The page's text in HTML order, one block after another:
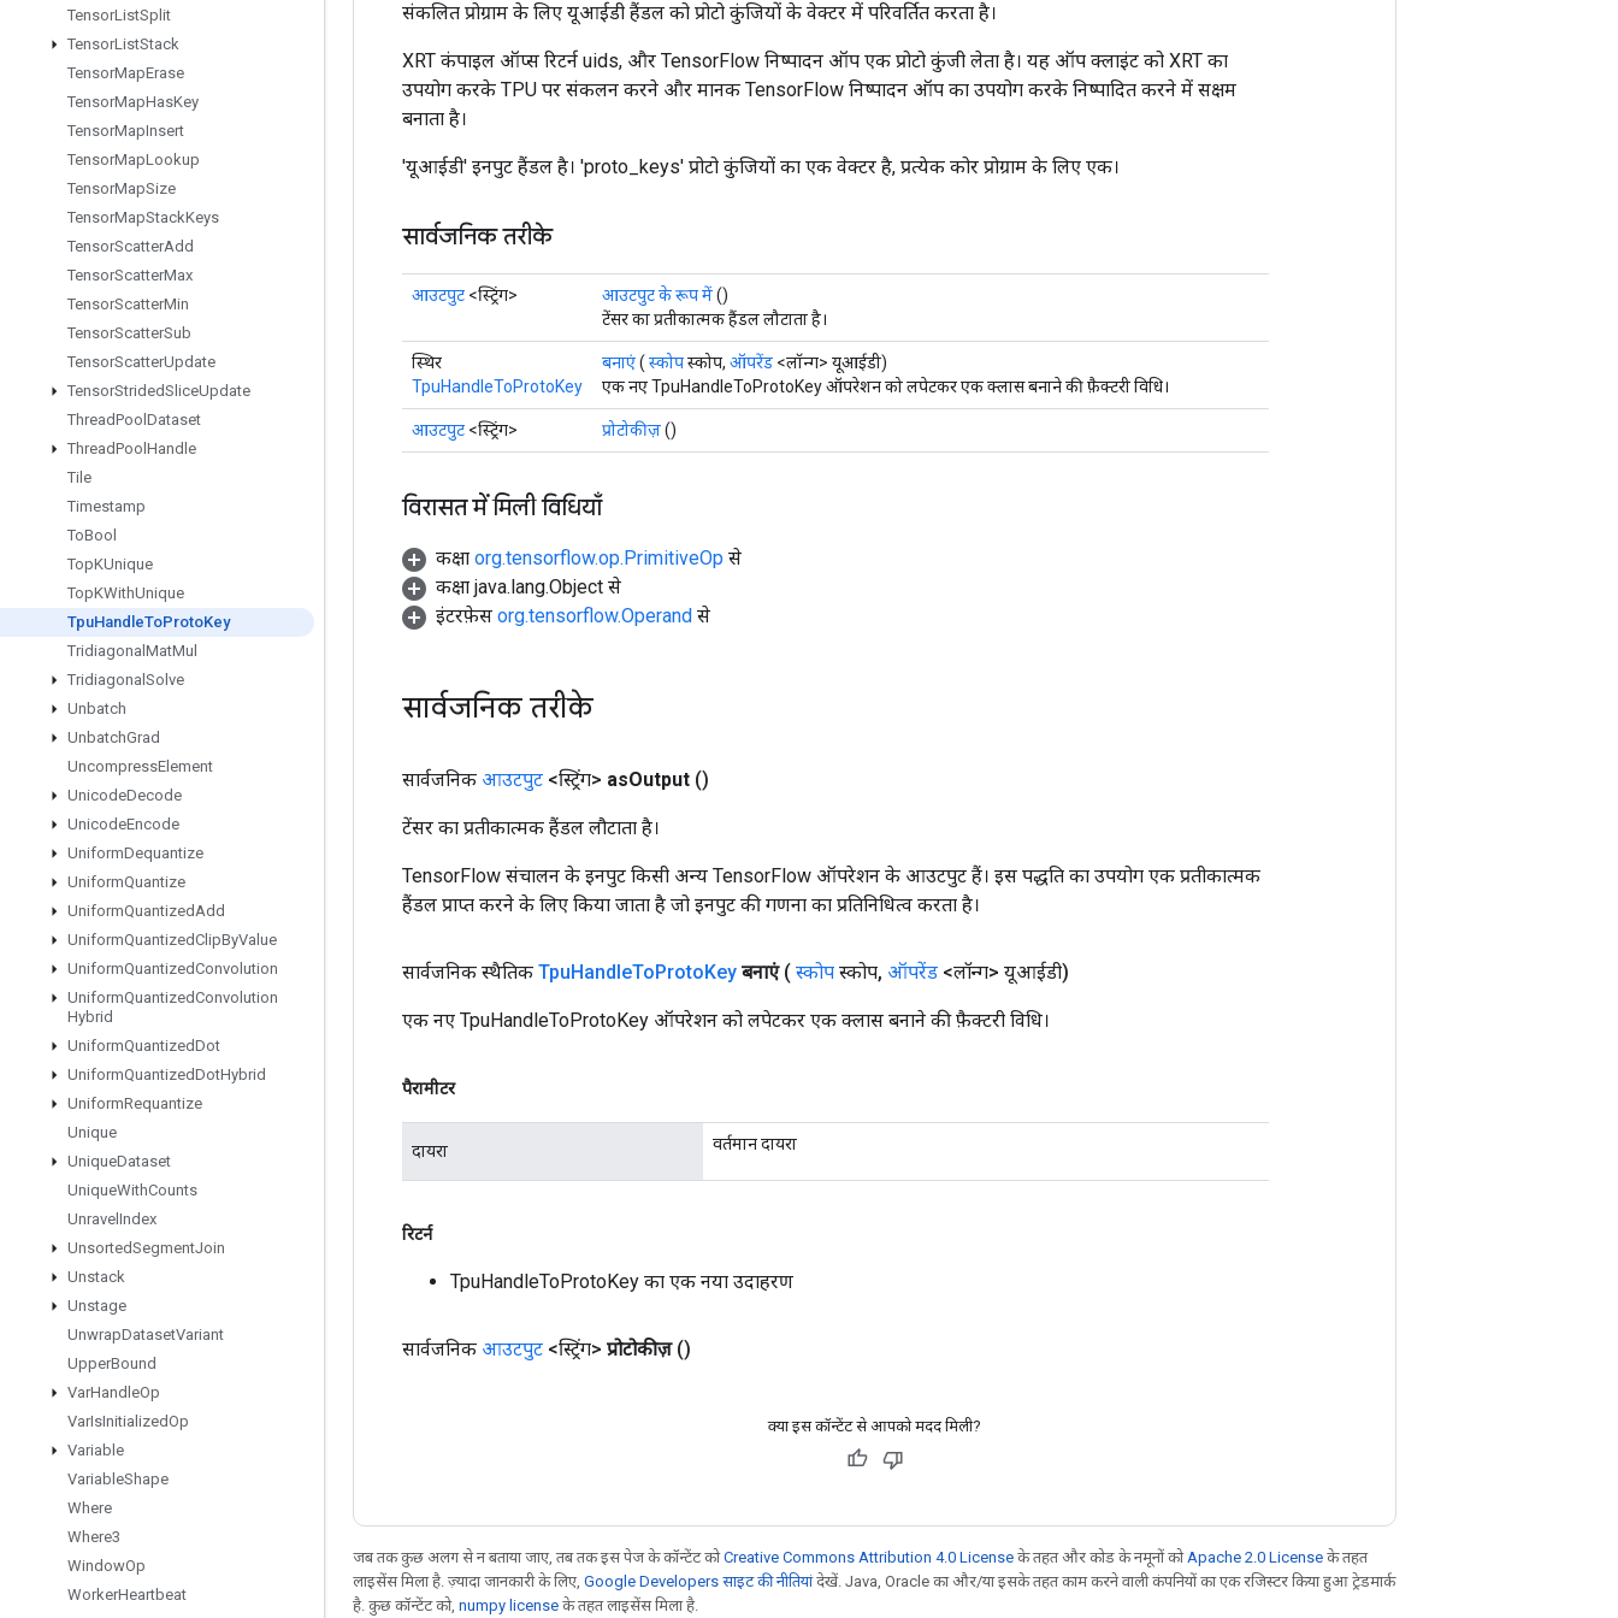
TensorListSplit
TensorListStack
TensorMapErase
TensorMapHasKey
TensorMapInsert
TensorMapLookup
TensorMapSize
TensorMapStackKeys
TensorScatterAdd
TensorScatterMax
TensorScatterMin
TensorScatterSub
TensorScatterUpdate
TensorStridedSliceUpdate
ThreadPool Dataset
ThreadPool Handle
Tile
Timestamp
ToBool
TopKUnique
TopKWithUnique
TpuHandleToProtoKey
Tridiagonal MatMul
Tridiagonal Solve
Unbatch
UnbatchGrad
UncompressElement
UnicodeDecode
UnicodeEncode
UniformDequantize
UniformQuantize
UniformQuantizedAdd
UniformQuantizedClipByValue
UniformQuantizedConvolution
UniformQuantizedConvolution
Hybrid
UniformQuantizedDot
UniformQuantizedDotHybrid
UniformRequantize
Unique
UniqueDataset
UniqueWithCounts
Unravel Index
UnsortedSegmentJoin
Unstack
Unstage
UnwrapDatasetVariant
UpperBound
VarHandleOp
VarIsInitializedOp
Variable
VariableShape
Where
Where3
WindowOp
WorkerHeartbeat
संकलित प्रोग्राम के लिए यूआईडी हैंडल को प्रोटो कुंजियों के वेक्टर में परिवर्तित करता है।
XRT कंपाइल ऑप्स रिटर्न uids, और TensorFlow निष्पादन ऑप एक प्रोटो कुंजी लेता है। यह ऑप क्लाइंट को XRT का
उपयोग करके TPU पर संकलन करने और मानक TensorFlow निष्पादन ऑप का उपयोग करके निष्पादित करने में सक्षम
बनाता है।
'यूआईडी' इनपुट हैंडल है। 'proto_keys' प्रोटो कुंजियों का एक वेक्टर है, प्रत्येक कोर प्रोग्राम के लिए एक।
सार्वजनिक तरीके
आउटपुट <स्ट्रिंग> आउटपुट के रूप में()
टेंसर का प्रतीकात्मक हैंडल लौटाता है।
स्थिर
TpuHandleToProtoKey
बनाएं( स्कोपस्कोप, ऑपरेंड <लॉन्ग> यूआईडी)
एक नए TpuHandleToProtoKey ऑपरेशन को लपेटकर एक क्लास बनाने की फ़ैक्टरी विधि।
आउटपुट <स्ट्रिंग> प्रोटोकीज़()
विरासत में मिली विधियाँ
कक्षा org.tensorflow.op.PrimitiveOp से
कक्षा java.lang.Object से
इंटरफ़ेस org.tensorflow.Operand से
सार्वजनिक तरीके
सार्वजनिक आउटपुट <स्ट्रिंग> asOutput ()
टेंसर का प्रतीकात्मक हैंडल लौटाता है।
TensorFlow संचालन के इनपुट किसी अन्य TensorFlow ऑपरेशन के आउटपुट हैं। इस पद्धति का उपयोग एक प्रतीकात्मक
हैंडल प्राप्त करने के लिए किया जाता है जो इनपुट की गणना का प्रतिनिधित्व करता है।
सार्वजनिक स्थैतिक TpuHandleToProtoKey बनाएं ( स्कोप स्कोप, ऑपरेंड <लॉन्ग> यूआईडी)
एक नए TpuHandleToProtoKey ऑपरेशन को लपेटकर एक क्लास बनाने की फ़ैक्टरी विधि।
पैरामीटर
दायरा वर्तमान दायरा
रिटर्न
TpuHandleToProtoKey का एक नया उदाहरण
सार्वजनिक आउटपुट <स्ट्रिंग> प्रोटोकीज़ ()
क्या इस कॉन्टेंट से आपको मदद मिली?
जब तक कुछ अलग से न बताया जाए, तब तक इस पेज के कॉन्टेंट कोCreative Commons Attribution 4.0 License के तहत और कोड के नमूनों को Apache 2.0 License के तहत
लाइसेंस मिला है. ज़्यादा जानकारी के लिए, Google Developers साइट की नीतियांदेखें. Java, Oracle का और/या इसके तहत काम करने वाली कंपनियों का एक रजिस्टर किया हुआ ट्रेडमार्क
है. कुछ कॉन्टेंट को, numpy license के तहत लाइसेंस मिला है.